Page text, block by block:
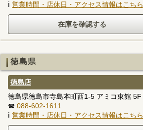
ℹ 営業時間・店休日・アクセス情報はこちら
徳島県
徳島店
徳島県徳島市寺島本町西1-5 アミコ東館 5F
☎ 088-602-1611
ℹ 営業時間・店休日・アクセス情報はこちら